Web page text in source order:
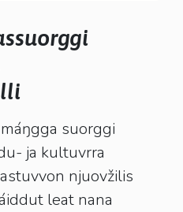
suorggi
ja kultuvrra
njuovžilis
leat nana